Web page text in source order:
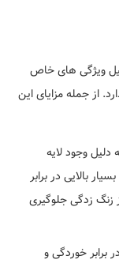
دشتستان به دلیل ویژگی های خاص
از جمله مزایای این
دلیل وجود لایه
بالایی در برابر
زنگ زدگی جلوگیری
برابر خوردگی و